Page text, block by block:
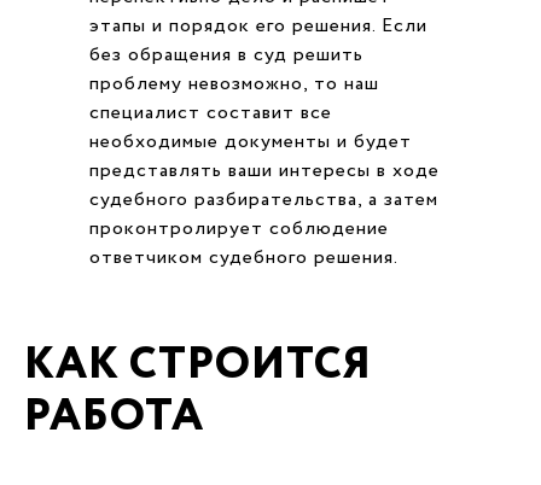
этапы и порядок его решения. Если
без обращения в суд решить
проблему невозможно, то наш
специалист составит все
необходимые документы и будет
представлять ваши интересы в ходе
судебного разбирательства, а затем
проконтролирует соблюдение
ответчиком судебного решения.
КАК СТРОИТСЯ
РАБОТА